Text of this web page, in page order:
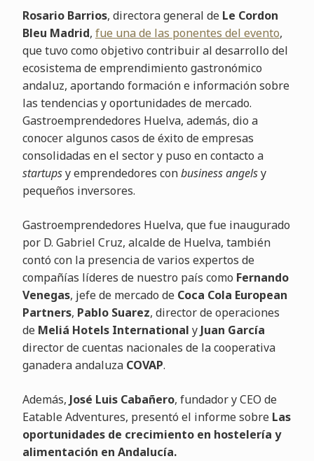
Rosario Barrios, directora general de Le Cordon
Bleu Madrid, fue una de las ponentes del evento,
que tuvo como objetivo contribuir al desarrollo del
ecosistema de emprendimiento gastronómico
andaluz, aportando formación e información sobre
las tendencias y oportunidades de mercado.
Gastroemprendedores Huelva, además, dio a
conocer algunos casos de éxito de empresas
consolidadas en el sector y puso en contacto a
startupsy emprendedores conbusiness angelsy
pequeños inversores.
Gastroemprendedores Huelva, que fue inaugurado
por D. Gabriel Cruz, alcalde de Huelva, también
contó con la presencia de varios expertos de
compañías líderes de nuestro país como Fernando
Venegas, jefe de mercado de Coca Cola European
Partners, Pablo Suarez, director de operaciones
de Meliá Hotels International y Juan García
director de cuentas nacionales de la cooperativa
ganadera andaluza COVAP.
Además, José Luis Cabañero, fundador y CEO de
Eatable Adventures, presentó el informe sobre Las
oportunidades de crecimiento en hostelería y
alimentación en Andalucía.